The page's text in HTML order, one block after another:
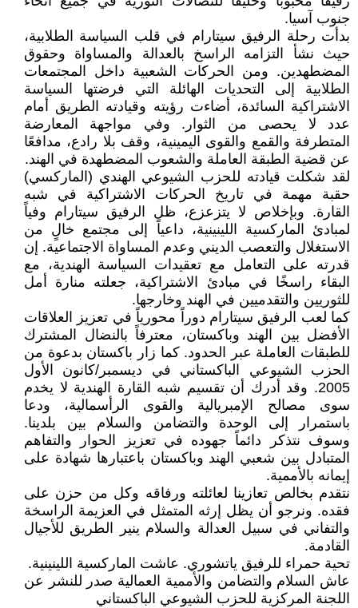
جنوب آسيا.
بدأت رحلة الرفيق سيتارام في قلب السياسة الطلابية،
حيث نشأ التزامه الراسخ بالعدالة والمساواة وحقوق
المضطهدين. ومن الحركات الشعبية داخل المجتمعات
الطلابية إلى التحديات الهائلة التي فرضتها السياسة
الاشتراكية السائدة، أضاءت رؤيته وقيادته الطريق أمام
عدد لا يحصى من الثوار. وفي مواجهة المعارضة
المتطرفة والقمع والقوى اليمينية، وقف بلا رادع، مدافعًا
عن قضية الطبقة العاملة والشعوب المضطهدة في الهند.
لقد شكلت قيادته للحزب الشيوعي الهندي (الماركسي)
حقبة مهمة في تاريخ الحركات الاشتراكية في شبه
القارة. وبإخلاص لا يتزعزع، ظل الرفيق سيتارام وفياً
لمبادئ الماركسية اللينينية، داعياً إلى مجتمع خالٍ من
الاستغلال والتعصب الديني وعدم المساواة الاجتماعية. إن
قدرته على التعامل مع تعقيدات السياسة الهندية، مع
البقاء راسخًا في مبادئ الاشتراكية، جعلته منارة أمل
للثوريين والتقدميين في الهند وخارجها.
كما لعب الرفيق سيتارام دوراً محورياً في تعزيز العلاقات
الأفضل بين الهند وباكستان، معترفاً بالنضال المشترك
للطبقات العاملة عبر الحدود. كما زار باكستان بدعوة من
الحزب الشيوعي الباكستاني في ديسمبر/كانون الأول
2005. وقد أدرك أن تقسيم شبه القارة الهندية لا يخدم
سوى مصالح الإمبريالية والقوى الرأسمالية، ودعا
باستمرار إلى الوحدة والتضامن والسلام بين بلدينا.
وسوف نتذكر دائماً جهوده في تعزيز الحوار والتفاهم
المتبادل بين شعبي الهند وباكستان باعتبارها شهادة على
إيمانه بالأممية.
نتقدم بخالص تعازينا لعائلته ورفاقه وكل من حزن على
فقده. ونرجو أن يظل إرثه المتمثل في العزيمة الراسخة
والتفاني في سبيل العدالة والسلام ينير الطريق للأجيال
القادمة.
تحية حمراء للرفيق ياتشوري. عاشت الماركسية اللينينية.
عاش السلام والتضامن والأممية العمالية صدر للنشر عن
اللجنة المركزية للحزب الشيوعي الباكستاني